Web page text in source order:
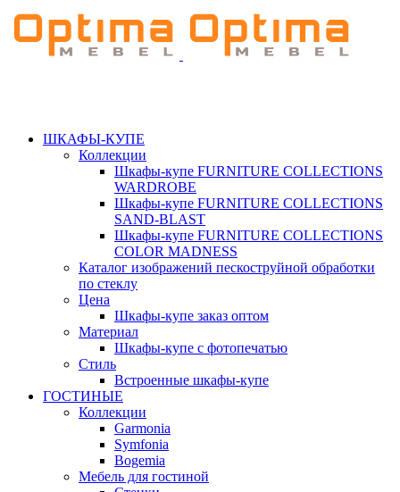
ШКАФЫ-КУПЕ
Коллекции
Шкафы-купе FURNITURE COLLECTIONS
WARDROBE
Шкафы-купе FURNITURE COLLECTIONS
SAND-BLAST
Шкафы-купе FURNITURE COLLECTIONS
COLOR MADNESS
Каталог изображений пескоструйной обработки
по стеклу
Цена
Шкафы-купе заказ оптом
Материал
Шкафы-купе с фотопечатью
Стиль
Встроенные шкафы-купе
ГОСТИНЫЕ
Коллекции
Garmonia
Symfonia
Bogemia
Мебель для гостиной